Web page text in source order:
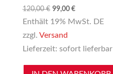
120,00€ Ursprünglicher
Preis
99,00 €Aktueller
Preis
Enthält 19% MwSt. DE
zzgl. Versand
Lieferzeit: sofort lieferbar